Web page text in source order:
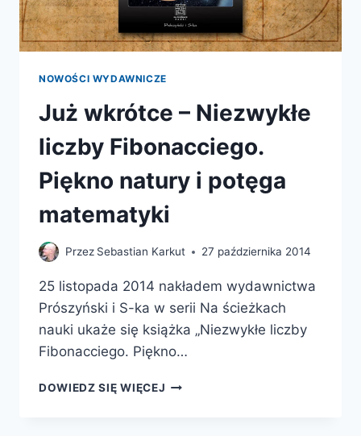
NOWOŚCI WYDAWNICZE
Już wkrótce – Niezwykłe
liczby Fibonacciego.
Piękno natury i potęga
matematyki
Przez Sebastian Karkut 27 października 2014
25 listopada 2014 nakładem wydawnictwa
Prószyński i S-ka w serii Na ścieżkach
nauki ukaże się książka „Niezwykłe liczby
Fibonacciego. Piękno…
DOWIEDZ SIĘ WIĘCEJ JUŻ